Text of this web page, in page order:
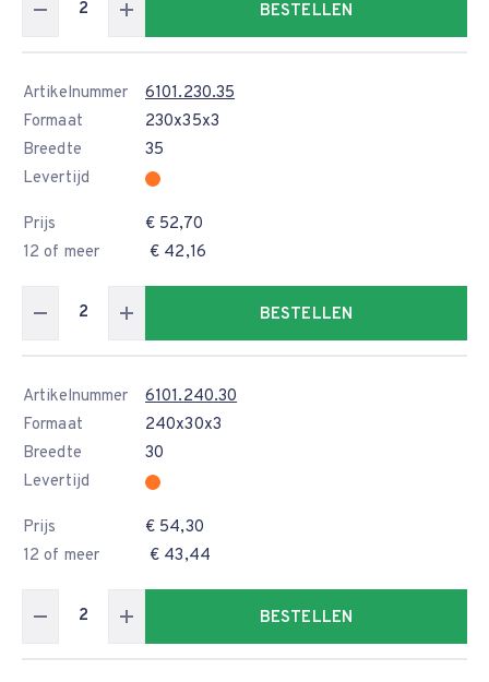
BESTELLEN
Artikelnummer
6101.230.35
Formaat
230x35x3
Breedte
35
Levertijd
Prijs
€ 52,70
12 of meer
€ 42,16
BESTELLEN
Artikelnummer
6101.240.30
Formaat
240x30x3
Breedte
30
Levertijd
Prijs
€ 54,30
12 of meer
€ 43,44
BESTELLEN